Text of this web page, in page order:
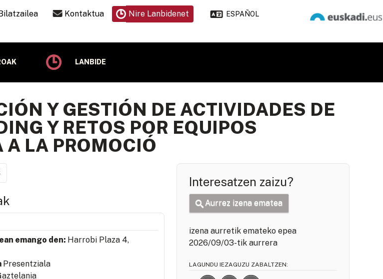
Kontaktua Nire Lanbidenet ESPAÑOL
LANBIDE
Y GESTIÓN DE ACTIVIDADES DE
Y RETOS POR EQUIPOS
A LA PROMOCIÓ
emango den: Harrobi Plaza 4,
Presentziala
Interesatzen zaizu?
Aurrez izena ematea
izena aurretik emateko epea
2026/09/03-tik aurrera
LAGUNDU IEZAGUZU ZABALTZEN: